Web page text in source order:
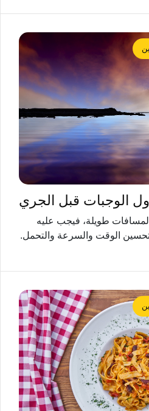
الوجبات قبل الجري
طويلة، فيجب عليه
الوقت والسرعة والتحمل.